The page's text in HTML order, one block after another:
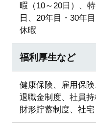
暇（10～20日）、
日、20年目・30年
休暇
福利厚生など
健康保険、雇用保
退職金制度、社員持
財形貯蓄制度、社